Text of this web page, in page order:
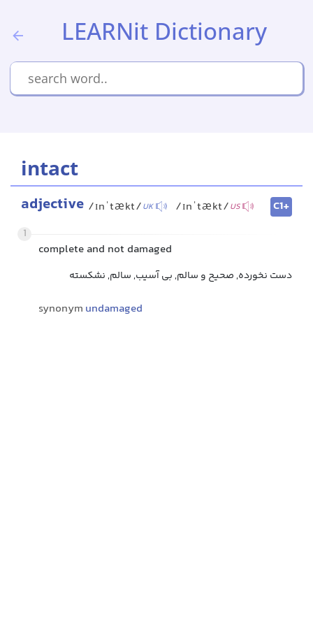
LEARNit Dictionary
intact
adjective /ɪnˈtækt/UK /ɪnˈtækt/US
C1+
1
complete and not damaged
دست نخورده, صحیح و سالم, بی آسیب, سالم, نشکسته
synonym undamaged